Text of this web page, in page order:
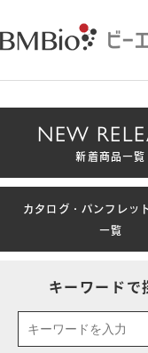
NEW
新着商品一覧
カタログ・パンフレッ
一覧
キーワードで